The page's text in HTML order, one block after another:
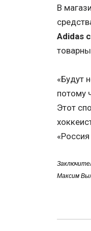
В
Adidas
«Будут
потому
Этот
«Россия
Максим